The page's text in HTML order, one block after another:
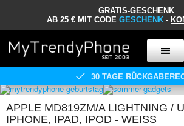
GRATIS-GESCHENK
AB 25 € MIT CODE GESCHENK -
30 TAGE
APPLE MD819ZM/A LIGHTNING /
IPHONE, IPAD, IPOD - WEISS